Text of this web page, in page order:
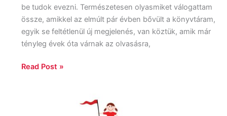
be tudok evezni. Természetesen olyasmiket válogattam
össze, amikkel az elmúlt pár évben bővült a könyvtáram,
egyik se feltétlenül új megjelenés, van köztük, amik már
tényleg évek óta várnak az olvasásra,
Read Post »